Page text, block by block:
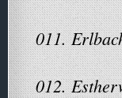
011.
012.